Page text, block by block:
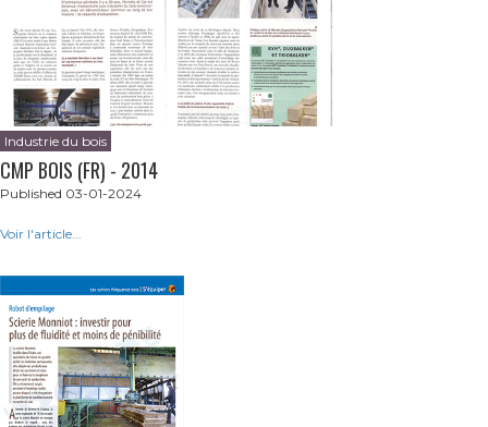
Industrie du bois
CMP BOIS (FR) - 2014
Published 03-01-2024
Voir l'article...